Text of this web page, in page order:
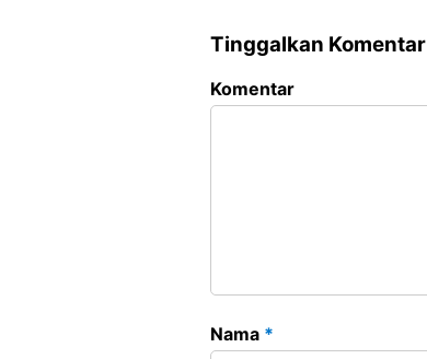
Tinggalkan Komentar
Komentar
Nama *